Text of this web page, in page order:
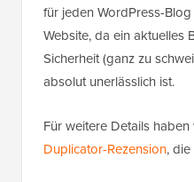
für jeden WordPress-
Website, da ein aktuelles
Sicherheit (ganz zu
absolut unerlässlich ist.
Für weitere Details
Duplicator-Rezension,